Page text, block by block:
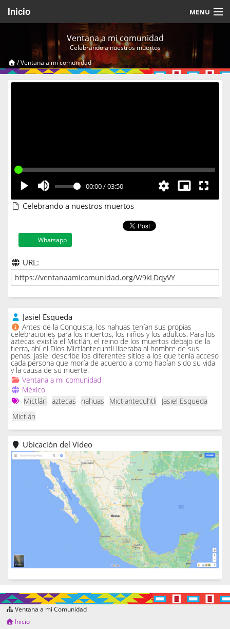
Inicio MENU
Videos Temáticos
Cerrar Sesión
Ventana a mi comunidad
Celebrando a nuestros muertos
/Ventana a mi comunidad
00:00/03:50
Celebrando a nuestros muertos
Whatsapp
URL:
Jasiel Esqueda
Antes de la Conquista, los nahuas tenían sus propias
celebraciones para los muertos, los niños y los adultos. Para los
aztecas existía el Mictlán, el reino de los muertos debajo de la
tierra, ahí el Dios Mictlantecuhtli liberaba al hombre de sus
penas. Jasiel describe los diferentes sitios a los que tenía acceso
cada persona que moría de acuerdo a como habían sido su vida
y la causa de su muerte.
Ventana a mi comunidad
México
Mictlán aztecas nahuas Mictlantecuhtli
Jasiel Esqueda
Mictlán
Ubicación del Video
Ventana a mi Comunidad
Inicio